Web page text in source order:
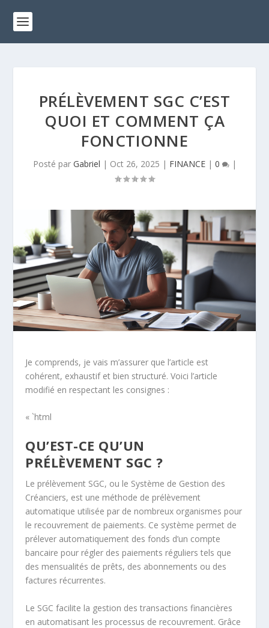
PRÉLÈVEMENT SGC C’EST
QUOI ET COMMENT ÇA
FONCTIONNE
Posté par Gabriel | Oct 26, 2025 | FINANCE| 0 |
Je comprends, je vais m’assurer que l’article est
cohérent, exhaustif et bien structuré. Voici l’article
modifié en respectant les consignes :
« `html
QU’EST-CE QU’UN
PRÉLÈVEMENT SGC ?
Le prélèvement SGC, ou le Système de Gestion des
Créanciers, est une méthode de prélèvement
automatique utilisée par de nombreux organismes pour
le recouvrement de paiements. Ce système permet de
prélever automatiquement des fonds d’un compte
bancaire pour régler des paiements réguliers tels que
des mensualités de prêts, des abonnements ou des
factures récurrentes.
Le SGC facilite la gestion des transactions financières
en automatisant les processus de recouvrement. Grâce